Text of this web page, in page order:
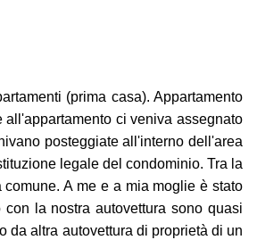
(prima casa). Appartamento
ci veniva assegnato
posteggiate all'interno dell'area
legale del condominio. Tra la
A me e a mia moglie è stato
la nostra autovettura sono quasi
da altra autovettura di proprietà di un